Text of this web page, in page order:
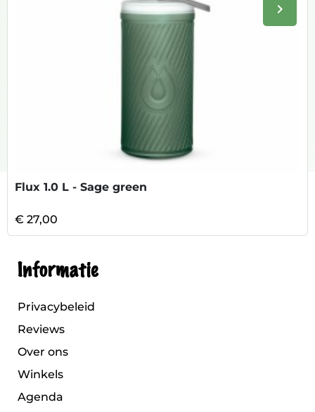
keyboard_arrow_right
Flux 1.0 L - Sage green
€ 27,00
Informatie
Privacybeleid
Reviews
Over ons
Winkels
Agenda